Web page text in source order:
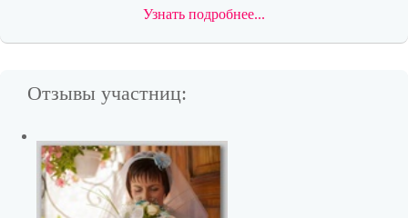
Узнать подробнее...
Отзывы участниц: